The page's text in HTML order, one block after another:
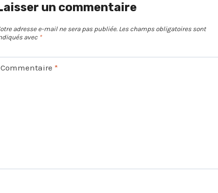
un commentaire
adresse e-mail ne sera pas publiée. Les champs obligatoires sont
avec *
Commentaire *